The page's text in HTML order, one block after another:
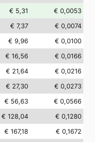
€ 5,31
€ 0,0053
€ 7,37
€ 0,0074
€ 9,96
€ 0,0100
€ 16,56
€ 0,0166
€ 21,64
€ 0,0216
€ 27,30
€ 0,0273
€ 56,63
€ 0,0566
€ 128,04
€ 0,1280
€ 167,18
€ 0,1672